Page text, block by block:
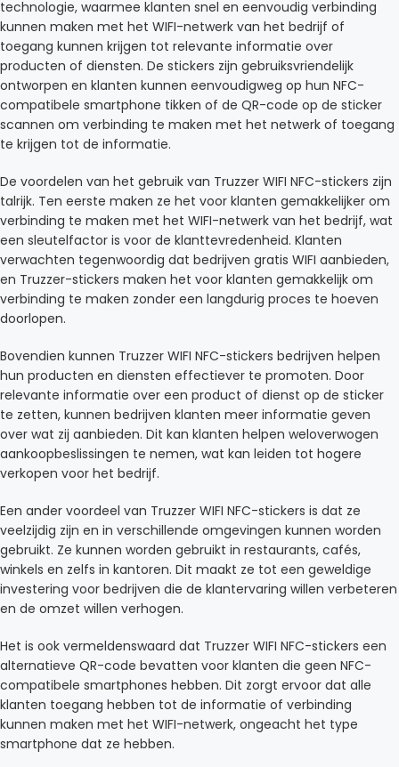
technologie, waarmee klanten snel en eenvoudig verbinding
kunnen maken met het WIFI-netwerk van het bedrijf of
toegang kunnen krijgen tot relevante informatie over
producten of diensten. De stickers zijn gebruiksvriendelijk
ontworpen en klanten kunnen eenvoudigweg op hun NFC-
compatibele smartphone tikken of de QR-code op de sticker
scannen om verbinding te maken met het netwerk of toegang
te krijgen tot de informatie.
De voordelen van het gebruik van Truzzer WIFI NFC-stickers zijn
talrijk. Ten eerste maken ze het voor klanten gemakkelijker om
verbinding te maken met het WIFI-netwerk van het bedrijf, wat
een sleutelfactor is voor de klanttevredenheid. Klanten
verwachten tegenwoordig dat bedrijven gratis WIFI aanbieden,
en Truzzer-stickers maken het voor klanten gemakkelijk om
verbinding te maken zonder een langdurig proces te hoeven
doorlopen.
Bovendien kunnen Truzzer WIFI NFC-stickers bedrijven helpen
hun producten en diensten effectiever te promoten. Door
relevante informatie over een product of dienst op de sticker
te zetten, kunnen bedrijven klanten meer informatie geven
over wat zij aanbieden. Dit kan klanten helpen weloverwogen
aankoopbeslissingen te nemen, wat kan leiden tot hogere
verkopen voor het bedrijf.
Een ander voordeel van Truzzer WIFI NFC-stickers is dat ze
veelzijdig zijn en in verschillende omgevingen kunnen worden
gebruikt. Ze kunnen worden gebruikt in restaurants, cafés,
winkels en zelfs in kantoren. Dit maakt ze tot een geweldige
investering voor bedrijven die de klantervaring willen verbeteren
en de omzet willen verhogen.
Het is ook vermeldenswaard dat Truzzer WIFI NFC-stickers een
alternatieve QR-code bevatten voor klanten die geen NFC-
compatibele smartphones hebben. Dit zorgt ervoor dat alle
klanten toegang hebben tot de informatie of verbinding
kunnen maken met het WIFI-netwerk, ongeacht het type
smartphone dat ze hebben.